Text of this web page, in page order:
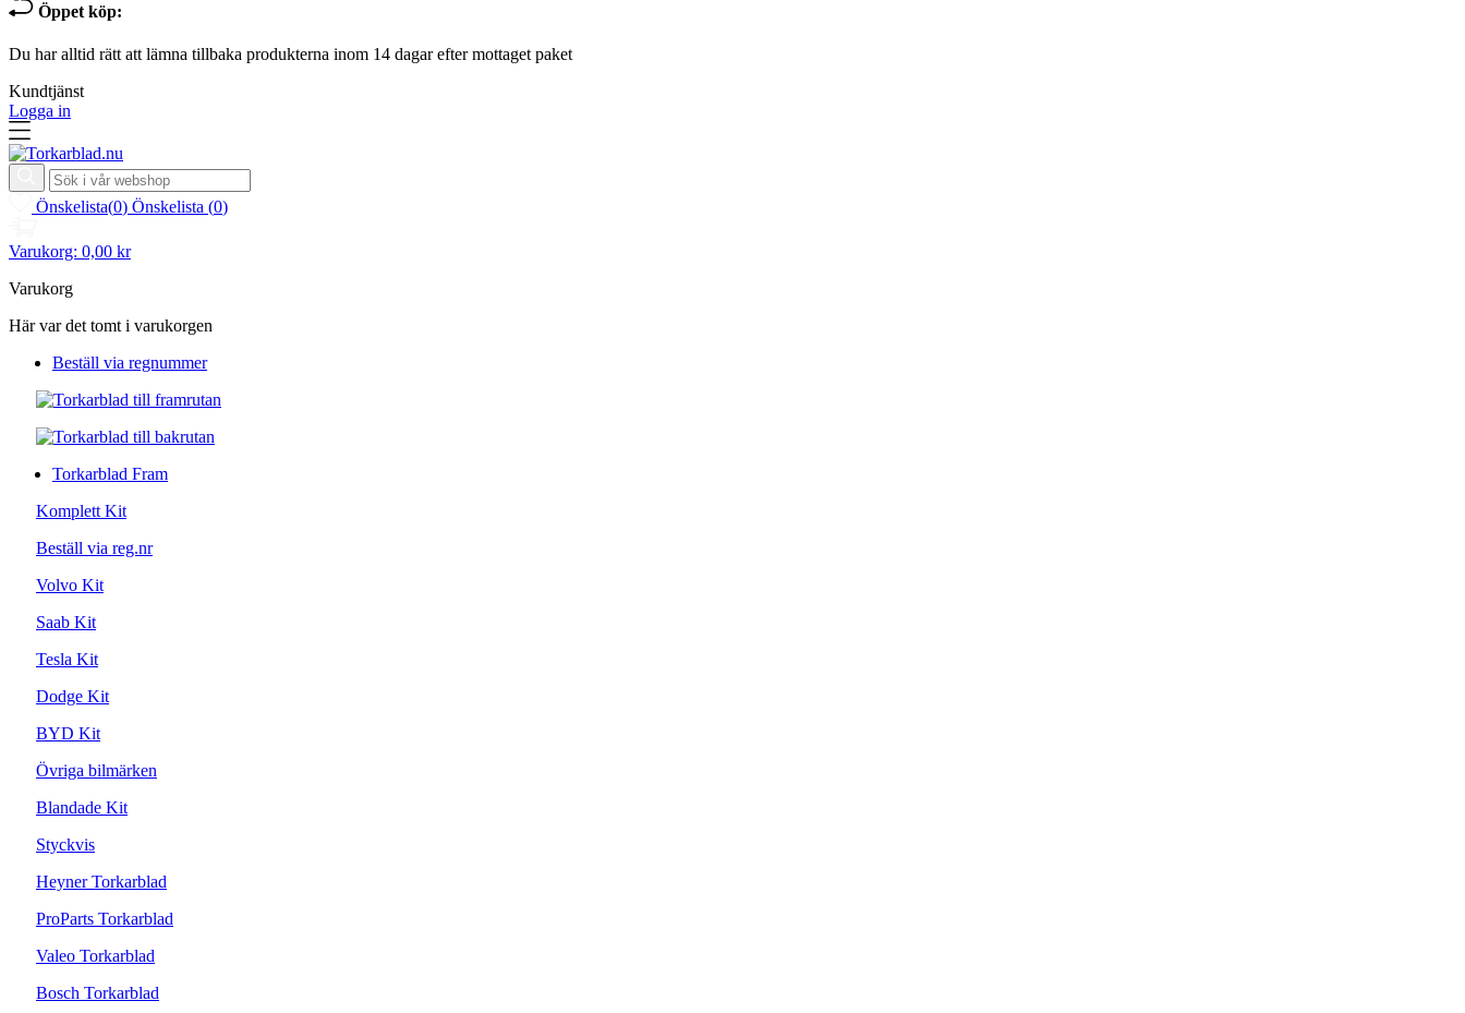
Öppet köp:
Du har alltid rätt att lämna tillbaka produkterna inom 14 dagar efter mottaget paket
Kundtjänst
Logga in
Önskelista(0) Önskelista (0)
Varukorg: 0,00 kr
Varukorg
Här var det tomt i varukorgen
Beställ via regnummer
Torkarblad Fram
Komplett Kit
Beställ via reg.nr
Volvo Kit
Saab Kit
Tesla Kit
Dodge Kit
BYD Kit
Övriga bilmärken
Blandade Kit
Styckvis
Heyner Torkarblad
ProParts Torkarblad
Valeo Torkarblad
Bosch Torkarblad